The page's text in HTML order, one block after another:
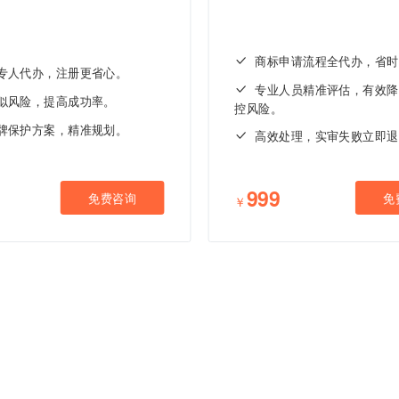
人代办，注册更省心。
风险，提高成功率。
保护方案，精准规划。
免费咨询
商标申请流程全代办，省
专业人员精准评估，有效
控风险。
高效处理，实审失败立即
￥ 999 免